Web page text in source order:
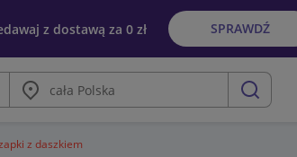
z dostawą za 0 zł SPRAWDŹ
Miasto
szukaj
z daszkiem